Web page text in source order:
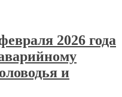
2026 года
и